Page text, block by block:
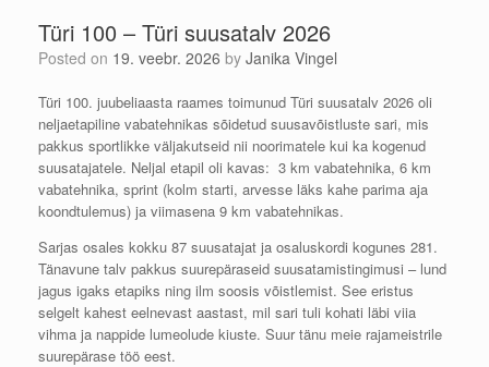
Türi 100 – Türi suusatalv 2026
Posted on 19. veebr. 2026 by Janika Vingel
Türi 100. juubeliaasta raames toimunud Türi suusatalv 2026 oli
neljaetapiline vabatehnikas sõidetud suusavõistluste sari, mis
pakkus sportlikke väljakutseid nii noorimatele kui ka kogenud
suusatajatele. Neljal etapil oli kavas: 3 km vabatehnika, 6 km
vabatehnika, sprint (kolm starti, arvesse läks kahe parima aja
koondtulemus) ja viimasena 9 km vabatehnikas.
Sarjas osales kokku 87 suusatajat ja osaluskordi kogunes 281.
Tänavune talv pakkus suurepäraseid suusatamistingimusi – lund
jagus igaks etapiks ning ilm soosis võistlemist. See eristus
selgelt kahest eelnevast aastast, mil sari tuli kohati läbi viia
vihma ja nappide lumeolude kiuste. Suur tänu meie rajameistrile
suurepärase töö eest.